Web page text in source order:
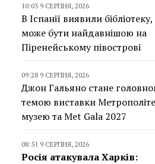
10:03 9 СЕРПНЯ, 2026
В Іспанії виявили
може бути найдавнішою на
Піренейському півострові
09:28 9 СЕРПНЯ, 2026
Джон Гальяно стане
темою виставки
музею та Met Gala 2027
08:51 9 СЕРПНЯ, 2026
Росія атакувала Харків: